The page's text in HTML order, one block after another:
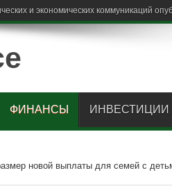
ФИНАНСЫ ИНВЕСТИЦИИ
новой выплаты для семей с